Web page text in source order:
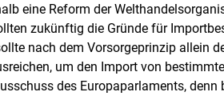
eine Reform der
zukünftig die Gründe für
nach dem Vorsorgeprinzip allein
um den Import von
des Europaparlaments, denn